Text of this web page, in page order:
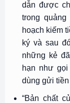
dẫn được
trong
hoạch kiếm
ký và sau
những kẻ
hạn như
dùng gửi
“Bản chất